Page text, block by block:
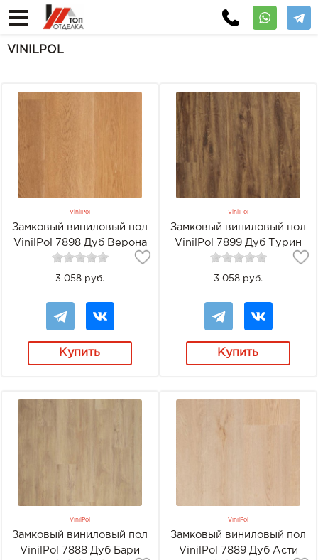
VINILPOL
VinilPol
Замковый виниловый пол
VinilPol 7898 Дуб Верона
3 058 руб.
Купить
VinilPol
Замковый виниловый пол
VinilPol 7899 Дуб Турин
3 058 руб.
Купить
VinilPol
Замковый виниловый пол
VinilPol 7888 Дуб Бари
VinilPol
Замковый виниловый пол
VinilPol 7889 Дуб Асти